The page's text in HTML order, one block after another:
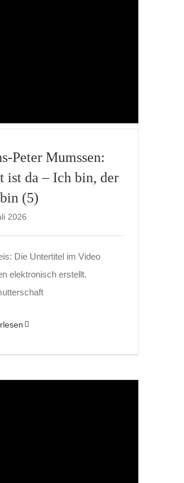
Peter Mumssen:
ist da – Ich bin, der
(5)
2026
Die Untertitel im Video
elektronisch erstellt.